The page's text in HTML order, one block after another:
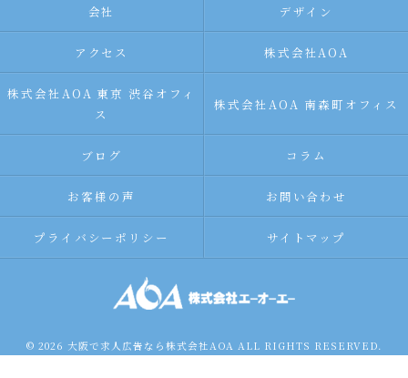
会社 デザイン
アクセス 株式会社AOA
株式会社AOA 東京 渋谷オフィ
ス
株式会社AOA 南森町オフィス
ブログ コラム
お客様の声 お問い合わせ
プライバシーポリシー サイトマップ
© 2026 大阪で求人広告なら株式会社AOA ALL RIGHTS RESERVED.